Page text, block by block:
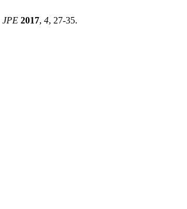
JPE 2017, 4, 27-35.